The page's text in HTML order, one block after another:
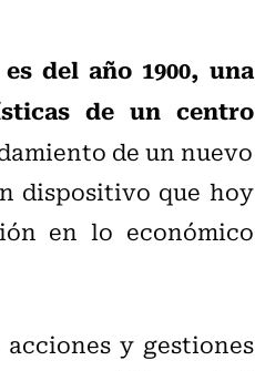
del año 1900, una
de un centro
de un nuevo
dispositivo que hoy
en lo económico
y gestiones